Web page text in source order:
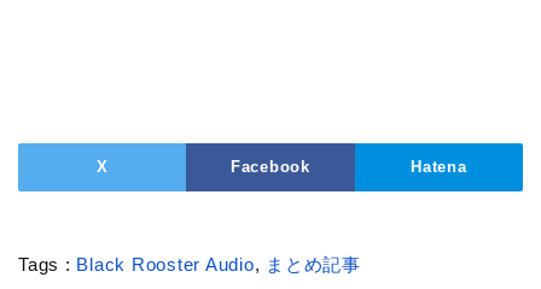
X Facebook Hatena
Tags : Black Rooster Audio, まとめ記事